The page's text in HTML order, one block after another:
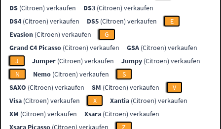
DS (Citroen) verkaufen DS3 (Citroen) verkaufen
DS4 (Citroen) verkaufen DS5 (Citroen) verkaufen
E
Evasion (Citroen) verkaufen
G
Grand C4 Picasso (Citroen) verkaufen GSA (Citroen) verkaufen
J
Jumper (Citroen) verkaufen Jumpy (Citroen) verkaufen
N
Nemo (Citroen) verkaufen
S
SAXO (Citroen) verkaufen SM (Citroen) verkaufen
V
Visa (Citroen) verkaufen X Xantia (Citroen) verkaufen
XM (Citroen) verkaufen Xsara (Citroen) verkaufen
Xsara Picasso (Citroen) verkaufen
Z